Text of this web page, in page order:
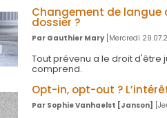
Changement de langue
dossier ?
Par Gauthier Mary[Mercredi
Tout prévenu a le droit d'être
comprend.
Opt-in, opt-out ?
Par Sophie Vanhaelst [Janson]